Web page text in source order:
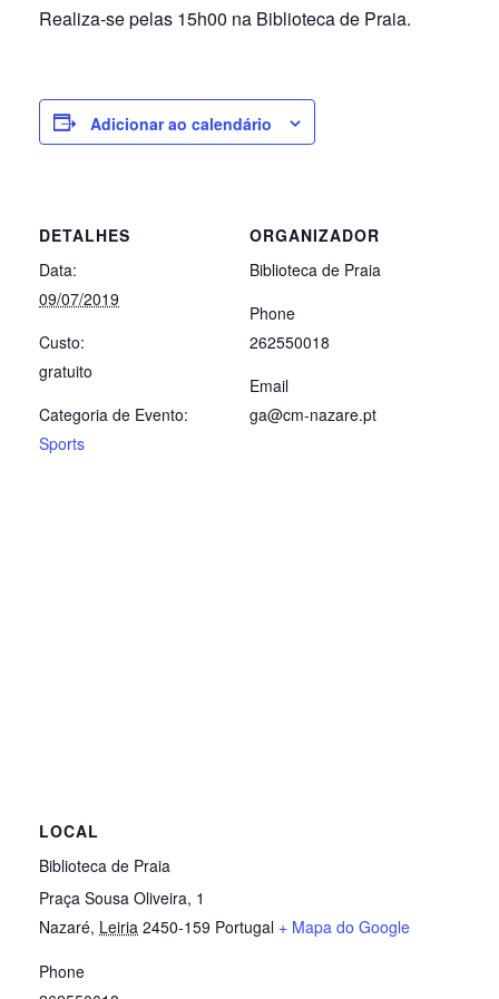
Realiza-se pelas 15h00 na Biblioteca de Praia.
Adicionar ao calendário
DETALHES
Data:
09/07/2019
Custo:
gratuito
Categoria de Evento:
Sports
ORGANIZADOR
Biblioteca de Praia
Phone
262550018
Email
ga@cm-nazare.pt
LOCAL
Biblioteca de Praia
Praça Sousa Oliveira, 1
Nazaré, Leiria 2450-159 Portugal + Mapa do Google
Phone